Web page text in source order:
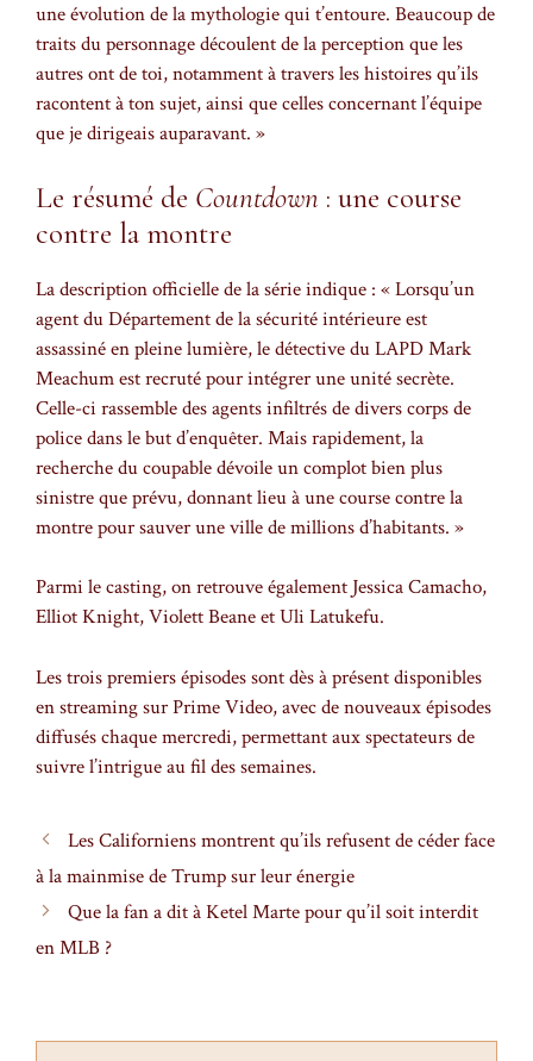
une évolution de la mythologie qui t’entoure. Beaucoup de
traits du personnage découlent de la perception que les
autres ont de toi, notamment à travers les histoires qu’ils
racontent à ton sujet, ainsi que celles concernant l’équipe
que je dirigeais auparavant. »
Le résumé de Countdown : une course
contre la montre
La description officielle de la série indique : « Lorsqu’un
agent du Département de la sécurité intérieure est
assassiné en pleine lumière, le détective du LAPD Mark
Meachum est recruté pour intégrer une unité secrète.
Celle-ci rassemble des agents infiltrés de divers corps de
police dans le but d’enquêter. Mais rapidement, la
recherche du coupable dévoile un complot bien plus
sinistre que prévu, donnant lieu à une course contre la
montre pour sauver une ville de millions d’habitants. »
Parmi le casting, on retrouve également Jessica Camacho,
Elliot Knight, Violett Beane et Uli Latukefu.
Les trois premiers épisodes sont dès à présent disponibles
en streaming sur Prime Video, avec de nouveaux épisodes
diffusés chaque mercredi, permettant aux spectateurs de
suivre l’intrigue au fil des semaines.
Les Californiens montrent qu’ils refusent de céder face
à la mainmise de Trump sur leur énergie
Que la fan a dit à Ketel Marte pour qu’il soit interdit
en MLB ?